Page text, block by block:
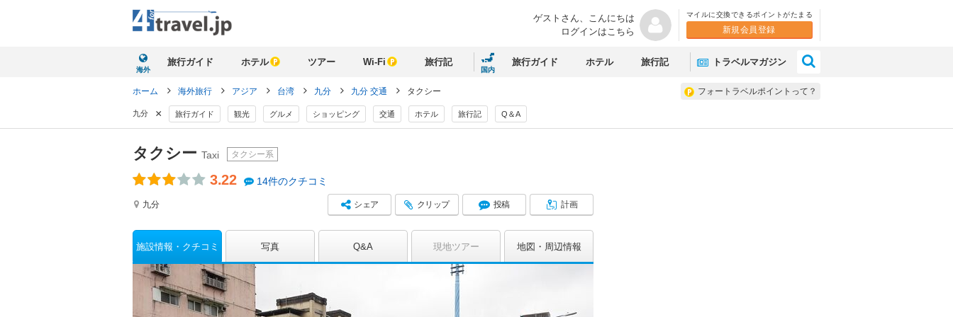
ゲストさん、 こんにちは
ログインはこちら
マイルに交換できるポイントがたまる
新規会員登録
海外
旅行ガイド ホテル ツアー Wi-Fi 旅行記
国内
旅行ガイド ホテル 旅行記 トラベルマガジン
フォートラベルポイントって？
ホーム 海外旅行 アジア 台湾 九分 九分 交通 タクシー
九分 × 旅行ガイド 観光 グルメ ショッピング 交通 ホテル 旅行記 Q＆A
タクシー Taxi タクシー系
3.22 14件のクチコミ
九分 シェア クリップ 投稿 計画
施設情報 クチコミ 写真 Q&A 現地ツアー 地図 周辺情報